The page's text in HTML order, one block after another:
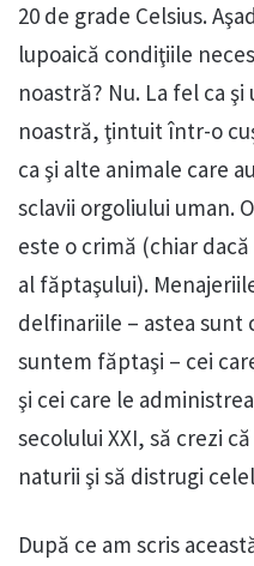
20 de grade Celsius.
lupoaică condiţiile
noastră? Nu. La fel ca
noastră, ţintuit într-o
ca şi alte animale care
sclavii orgoliului uman.
este o crimă (chiar
al făptaşului).
delfinariile – astea sunt
suntem făptaşi – cei
şi cei care le
secolului XXI, să crezi
naturii şi să distrugi
După ce am scris